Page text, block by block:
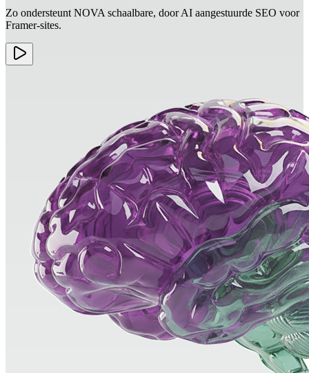
Zo ondersteunt NOVA schaalbare, door AI aangestuurde SEO voor
Framer-sites.